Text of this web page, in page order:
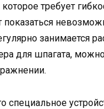
требует
занимается
для шпагата,
специальное